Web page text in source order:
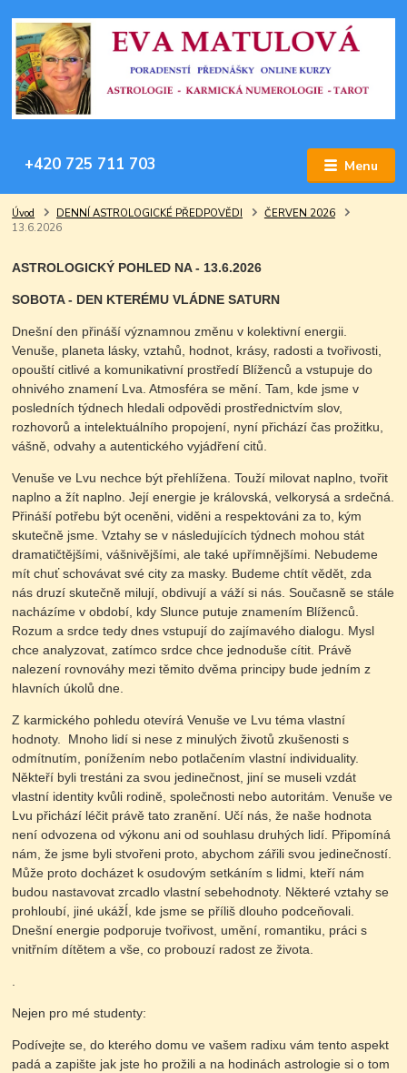
Menu
+420 725 711 703
Úvod DENNÍ ASTROLOGICKÉ PŘEDPOVĚDI
ČERVEN 2026
13.6.2026
ASTROLOGICKÝ POHLED NA - 13.6.2026
SOBOTA - DEN KTERÉMU VLÁDNE SATURN
Dnešní den přináší významnou změnu v kolektivní energii.
Venuše, planeta lásky, vztahů, hodnot, krásy, radosti a tvořivosti,
opouští citlivé a komunikativní prostředí Blíženců a vstupuje do
ohnivého znamení Lva. Atmosféra se mění. Tam, kde jsme v
posledních týdnech hledali odpovědi prostřednictvím slov,
rozhovorů a intelektuálního propojení, nyní přichází čas prožitku,
vášně, odvahy a autentického vyjádření citů.
Venuše ve Lvu nechce být přehlížena. Touží milovat naplno, tvořit
naplno a žít naplno. Její energie je královská, velkorysá a srdečná.
Přináší potřebu být oceněni, viděni a respektováni za to, kým
skutečně jsme. Vztahy se v následujících týdnech mohou stát
dramatičtějšími, vášnivějšími, ale také upřímnějšími. Nebudeme
mít chuť schovávat své city za masky. Budeme chtít vědět, zda
nás druzí skutečně milují, obdivují a váží si nás. Současně se stále
nacházíme v období, kdy Slunce putuje znamením Blíženců.
Rozum a srdce tedy dnes vstupují do zajímavého dialogu. Mysl
chce analyzovat, zatímco srdce chce jednoduše cítit. Právě
nalezení rovnováhy mezi těmito dvěma principy bude jedním z
hlavních úkolů dne.
Z karmického pohledu otevírá Venuše ve Lvu téma vlastní
hodnoty. Mnoho lidí si nese z minulých životů zkušenosti s
odmítnutím, ponížením nebo potlačením vlastní individuality.
Někteří byli trestáni za svou jedinečnost, jiní se museli vzdát
vlastní identity kvůli rodině, společnosti nebo autoritám. Venuše ve
Lvu přichází léčit právě tato zranění. Učí nás, že naše hodnota
není odvozena od výkonu ani od souhlasu druhých lidí. Připomíná
nám, že jsme byli stvořeni proto, abychom zářili svou jedinečností.
Může proto docházet k osudovým setkáním s lidmi, kteří nám
budou nastavovat zrcadlo vlastní sebehodnoty. Některé vztahy se
prohloubí, jiné ukážÍ, kde jsme se příliš dlouho podceňovali.
Dnešní energie podporuje tvořivost, umění, romantiku, práci s
vnitřním dítětem a vše, co probouzí radost ze života.
.
Nejen pro mé studenty:
Podívejte se, do kterého domu ve vašem radixu vám tento aspekt
padá a zapište jak jste ho prožili a na hodinách astrologie si o tom